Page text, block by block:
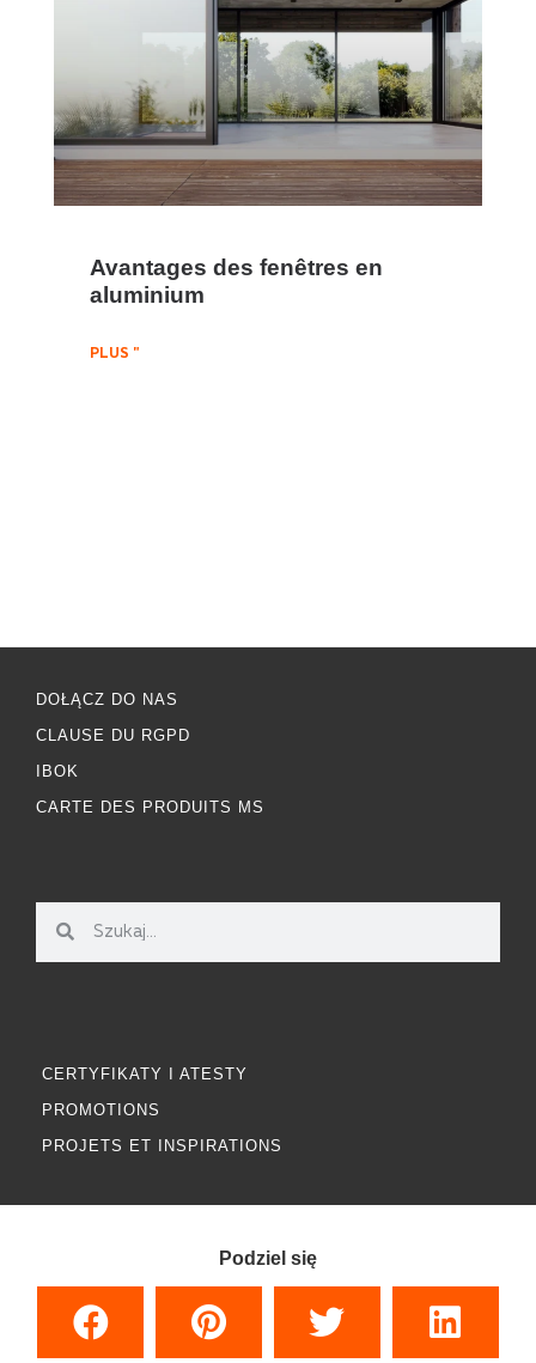
Avantages des fenêtres en
aluminium
PLUS "
DOŁĄCZ DO NAS
CLAUSE DU RGPD
IBOK
CARTE DES PRODUITS MS
CERTYFIKATY I ATESTY
PROMOTIONS
PROJETS ET INSPIRATIONS
Podziel się